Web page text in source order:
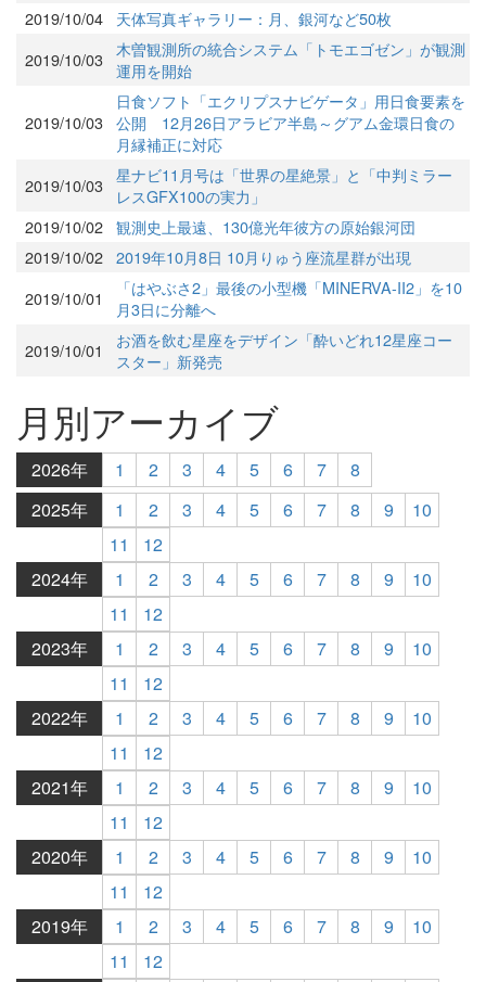
2019/10/04
天体写真ギャラリー：月、銀河など50枚
2019/10/03 木曽観測所の統合システム「トモエゴゼン」が観測
運用を開始
2019/10/03
日食ソフト「エクリプスナビゲータ」用日食要素を
公開 12月26日アラビア半島～グアム金環日食の
月縁補正に対応
2019/10/03 星ナビ11月号は「世界の星絶景」と「中判ミラー
レスGFX100の実力」
2019/10/02 観測史上最遠、130億光年彼方の原始銀河団
2019/10/02 2019年10月8日 10月りゅう座流星群が出現
2019/10/01
「はやぶさ2」最後の小型機「MINERVA-II2」を10
月3日に分離へ
2019/10/01
お酒を飲む星座をデザイン「酔いどれ12星座コー
スター」新発売
月別アーカイブ
2026年 1 2 3 4 5 6 7
8
2025年
1 2 3 4 5 6 7 8 9
10
11
12
2024年
1 2 3 4 5 6 7 8 9
10
11
12
2023年
1 2 3 4 5 6 7 8 9
10
11
12
2022年
1 2 3 4 5 6 7 8 9
10
11
12
2021年
1 2 3 4 5 6 7 8 9
10
11
12
2020年
1 2 3 4 5 6 7 8 9
10
11
12
2019年
1 2 3 4 5 6 7 8 9
10
11
12